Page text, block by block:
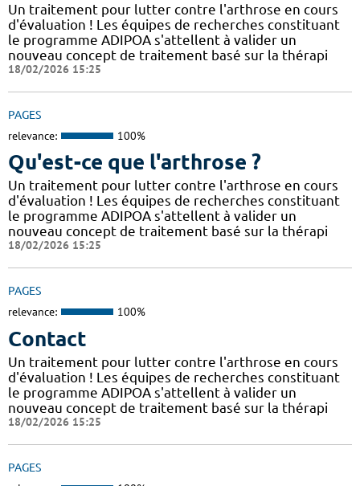
Un traitement pour lutter contre l'arthrose en cours
d'évaluation ! Les équipes de recherches constituant
le programme ADIPOA s'attellent à valider un
nouveau concept de traitement basé sur la thérapi
18/02/2026 15:25
PAGES
relevance: 100%
Qu'est-ce que l'arthrose ?
Un traitement pour lutter contre l'arthrose en cours
d'évaluation ! Les équipes de recherches constituant
le programme ADIPOA s'attellent à valider un
nouveau concept de traitement basé sur la thérapi
18/02/2026 15:25
PAGES
relevance: 100%
Contact
Un traitement pour lutter contre l'arthrose en cours
d'évaluation ! Les équipes de recherches constituant
le programme ADIPOA s'attellent à valider un
nouveau concept de traitement basé sur la thérapi
18/02/2026 15:25
PAGES